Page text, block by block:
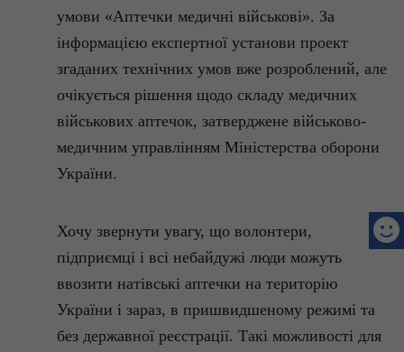
умови «Аптечки медичні військові». За
інформацією експертної установи проект
згаданих технічних умов вже розроблений, але
очікується рішення щодо складу медичних
військових аптечок, затверджене військово-
медичним управлінням Міністерства оборони
України.
Хочу звернути увагу, що волонтери,
підприємці і всі небайдужі люди можуть
ввозити натівські аптечки на територію
України і зараз, в пришвидшеному режимі та
без державної реєстрації. Такі можливості для